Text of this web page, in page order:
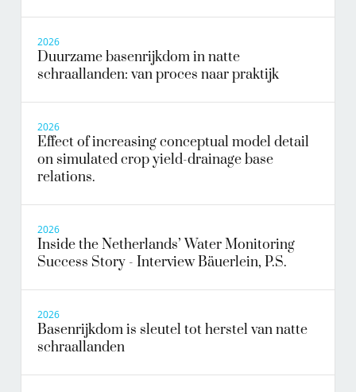
2026
Duurzame basenrijkdom in natte
schraallanden: van proces naar praktijk
2026
Effect of increasing conceptual model detail
on simulated crop yield-drainage base
relations.
2026
Inside the Netherlands’ Water Monitoring
Success Story - Interview Bäuerlein, P.S.
2026
Basenrijkdom is sleutel tot herstel van natte
schraallanden